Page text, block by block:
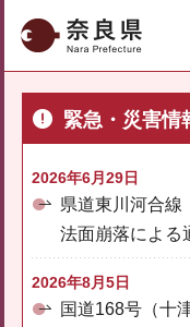
奈良県
緊急・災害情
2026年6月29日
県道東川河合線
法面崩落による
2026年8月5日
国道168号（十